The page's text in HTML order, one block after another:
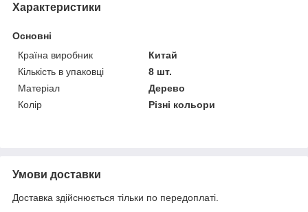
Характеристики
Основні
Країна виробник
Китай
Кількість в упаковці
8 шт.
Матеріал
Дерево
Колір
Різні кольори
Умови доставки
Доставка здійснюється тільки по передоплаті.